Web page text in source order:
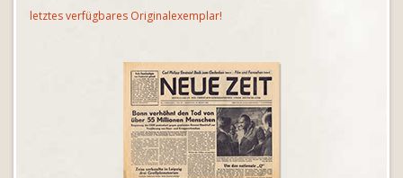
letztes verfügbares Originalexemplar!